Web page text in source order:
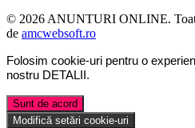
© 2026 ANUNTURI ONLINE.
de amcwebsoft.ro
Folosim cookie-uri pentru o
nostru DETALII .
Sunt de acord
Modifică setări cookie-uri